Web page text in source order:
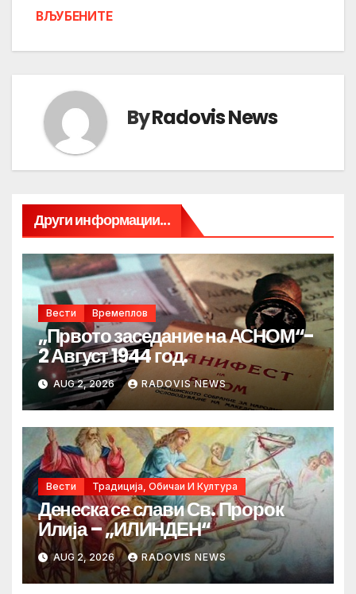
ВЉУБЕНИТЕ
ByRadovis News
Други информации...
Вести Времеплов
„Првото заседание на АСНОМ“-
2 Август 1944 год.
AUG 2, 2026 RADOVIS NEWS
Вести Традиција, Обичаи И Култура
Денеска се слави Св. Пророк
Илија – „ИЛИНДЕН“
AUG 2, 2026 RADOVIS NEWS